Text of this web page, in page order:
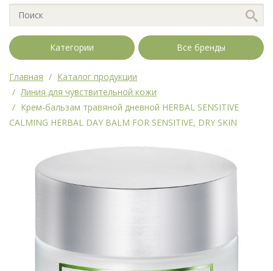
Категории Все бренды
Главная
Каталог продукции
Линия для чувствительной кожи
Крем-бальзам травяной дневной HERBAL SENSITIVE
CALMING HERBAL DAY BALM FOR SENSITIVE, DRY SKIN